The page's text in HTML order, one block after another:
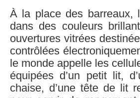
À la place des barreaux,
dans des couleurs
ouvertures vitrées
contrôlées
le monde appelle les
équipées d’un petit lit,
chaise, d’une tête de lit